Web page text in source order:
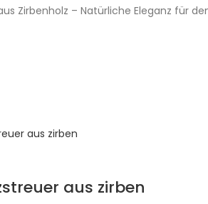
Zirbenholz – Natürliche Eleganz für
aus zirben